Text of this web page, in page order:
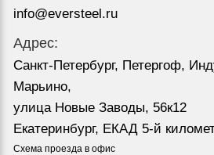
info@eversteel.ru
Адрес:
Санкт-Петербург, Петергоф,
Марьино,
улица Новые Заводы, 56к12
Екатеринбург, ЕКАД 5-й
Схема проезда в офис